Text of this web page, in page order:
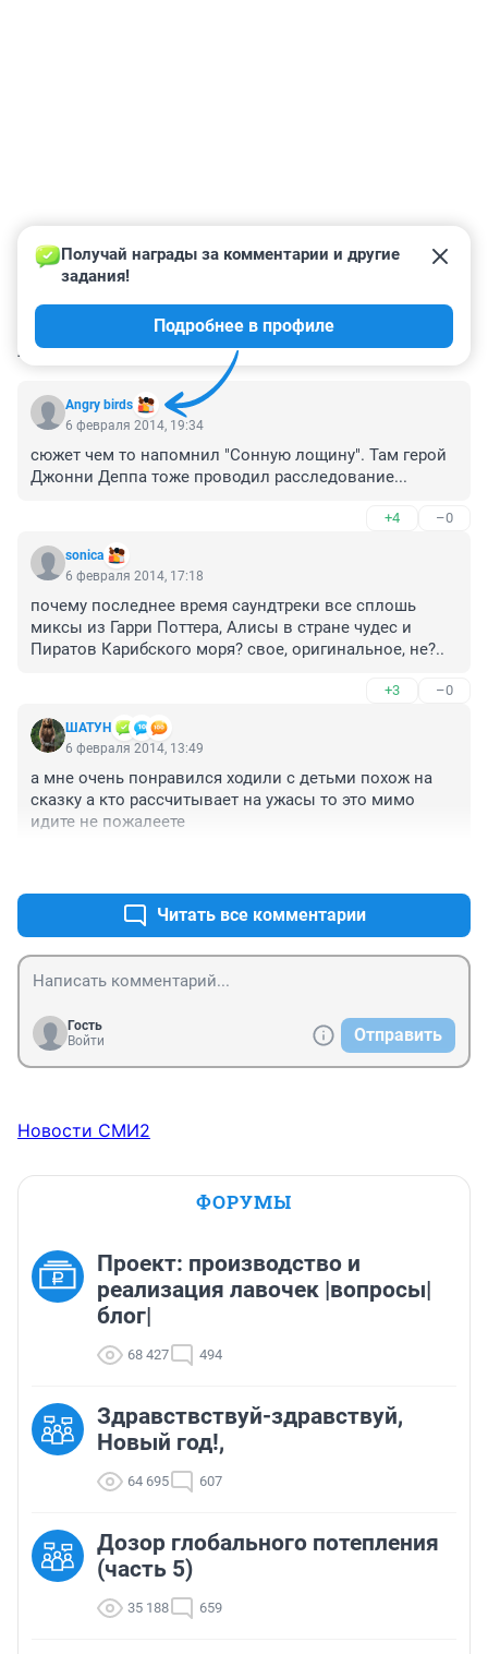
КОММЕНТАРИИ 109
Angry birds
Получай награды за комментарии и другие
задания!
Подробнее в профиле
6 февраля 2014, 19:34
сюжет чем то напомнил "Сонную лощину". Там герой
Джонни Деппа тоже проводил расследование...
+4 –0
sonica
6 февраля 2014, 17:18
почему последнее время саундтреки все сплошь
миксы из Гарри Поттера, Алисы в стране чудес и
Пиратов Карибского моря? свое, оригинальное, не?..
+3 –0
ШАТУН
6 февраля 2014, 13:49
а мне очень понравился ходили с детьми похож на
сказку а кто рассчитывает на ужасы то это мимо
идите не пожалеете
Читать все комментарии
Гость
Войти
Отправить
Новости СМИ2
ФОРУМЫ
Проект: производство и
реализация лавочек |вопросы|
блог|
68 427 494
Здравствствуй-здравствуй,
Новый год!,
64 695 607
Дозор глобального потепления
(часть 5)
35 188 659